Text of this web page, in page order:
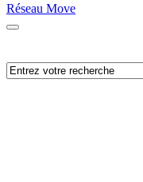
Réseau Move